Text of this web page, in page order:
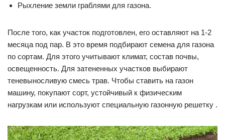
Рыхление земли граблями для газона.
После того, как участок подготовлен, его оставляют на 1-2
месяца под пар. В это время подбирают семена для газона
по сортам. Для этого учитывают климат, состав почвы,
освещенность. Для затененных участков выбирают
теневыносливую смесь трав. Чтобы ставить на газон
машину, покупают сорт, устойчивый к физическим
нагрузкам или используют специальную газонную решетку .